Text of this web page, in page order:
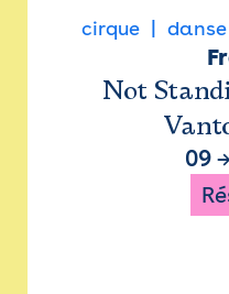
cirque danse
Not
09→